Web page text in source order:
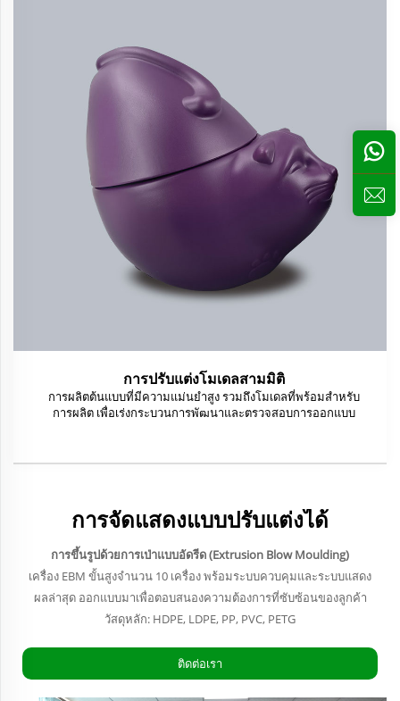
การปรับแต่งโมเดลสามมิติ
การผลิตต้นแบบที่มีความแม่นยำสูง รวมถึงโมเดลที่พร้อมสำหรับ
การผลิต เพื่อเร่งกระบวนการพัฒนาและตรวจสอบการออกแบบ
การจัดแสดงแบบปรับแต่งได้
การขึ้นรูปด้วยการเป่าแบบอัดรีด (Extrusion Blow Moulding)
เครื่อง EBM ขั้นสูงจำนวน 10 เครื่อง พร้อมระบบควบคุมและระบบแสดง
ผลล่าสุด ออกแบบมาเพื่อตอบสนองความต้องการที่ซับซ้อนของลูกค้า
วัสดุหลัก: HDPE, LDPE, PP, PVC, PETG
ติดต่อเรา